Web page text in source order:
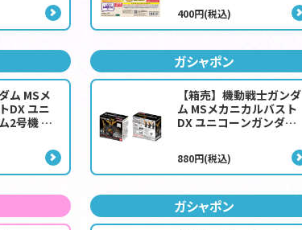
400円(税込)
ム MSメ
DX ユニ
2号機 バ
ガシャポン
【箱売】機動戦士ガンダ
ム MSメカニカルバスト
DX ユニコーンガンダム2
880円(税込)
ガシャポン